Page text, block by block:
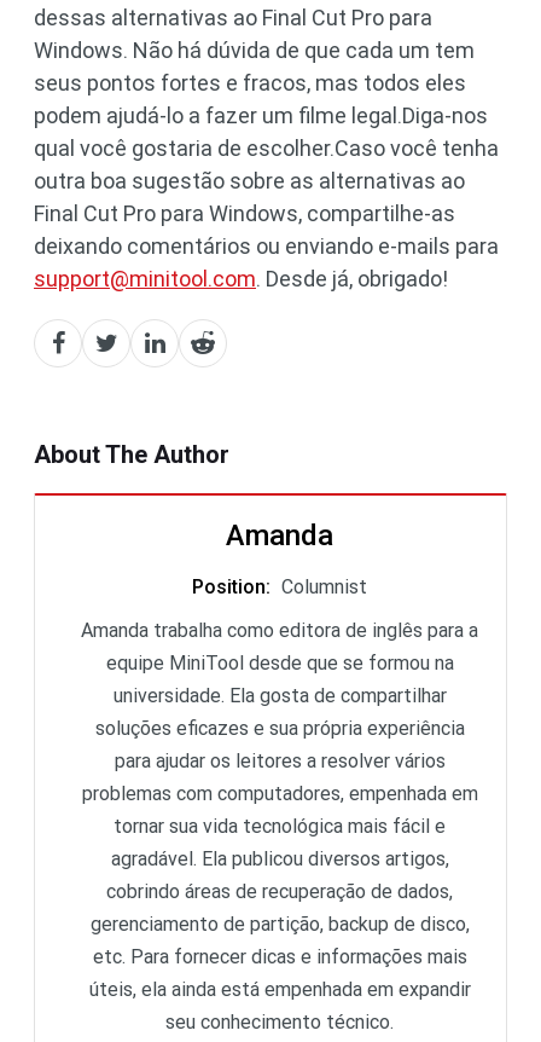
dessas alternativas ao Final Cut Pro para
Windows. Não há dúvida de que cada um tem
seus pontos fortes e fracos, mas todos eles
podem ajudá-lo a fazer um filme legal.Diga-nos
qual você gostaria de escolher.Caso você tenha
outra boa sugestão sobre as alternativas ao
Final Cut Pro para Windows, compartilhe-as
deixando comentários ou enviando e-mails para
support@minitool.com. Desde já, obrigado!
About The Author
Amanda
Position: Columnist
Amanda trabalha como editora de inglês para a
equipe MiniTool desde que se formou na
universidade. Ela gosta de compartilhar
soluções eficazes e sua própria experiência
para ajudar os leitores a resolver vários
problemas com computadores, empenhada em
tornar sua vida tecnológica mais fácil e
agradável. Ela publicou diversos artigos,
cobrindo áreas de recuperação de dados,
gerenciamento de partição, backup de disco,
etc. Para fornecer dicas e informações mais
úteis, ela ainda está empenhada em expandir
seu conhecimento técnico.